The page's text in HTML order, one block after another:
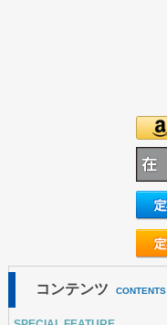
コンテンツ CONTENTS